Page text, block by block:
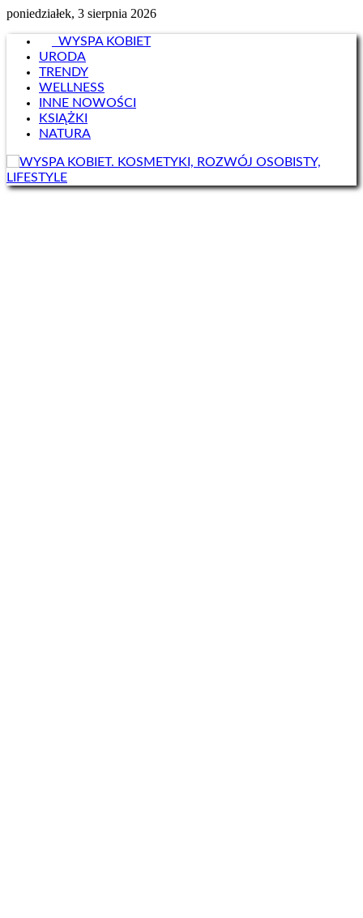
poniedziałek, 3 sierpnia 2026
WYSPA KOBIET
URODA
TRENDY
WELLNESS
INNE NOWOŚCI
KSIĄŻKI
NATURA